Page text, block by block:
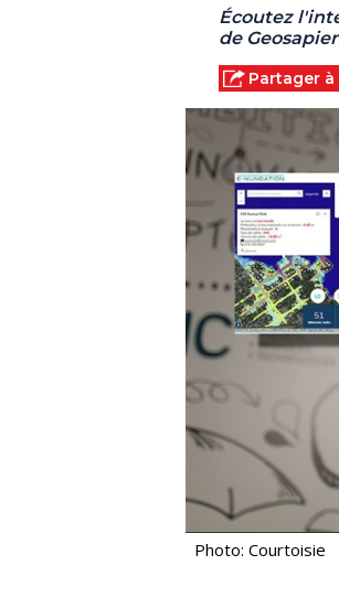
Écoutez
de
Partager
Photo: Courtoisie